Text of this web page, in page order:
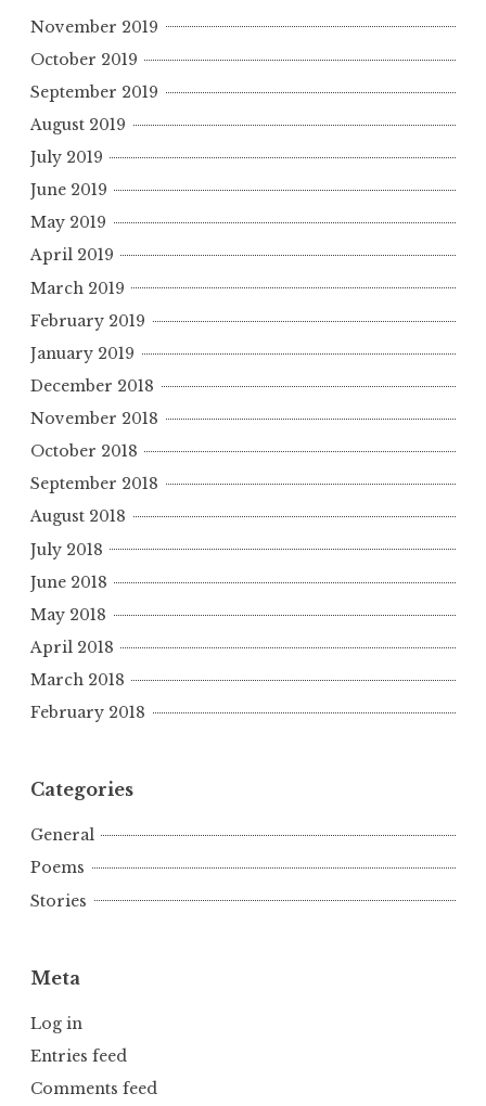
November 2019
October 2019
September 2019
August 2019
July 2019
June 2019
May 2019
April 2019
March 2019
February 2019
January 2019
December 2018
November 2018
October 2018
September 2018
August 2018
July 2018
June 2018
May 2018
April 2018
March 2018
February 2018
Categories
General
Poems
Stories
Meta
Log in
Entries feed
Comments feed